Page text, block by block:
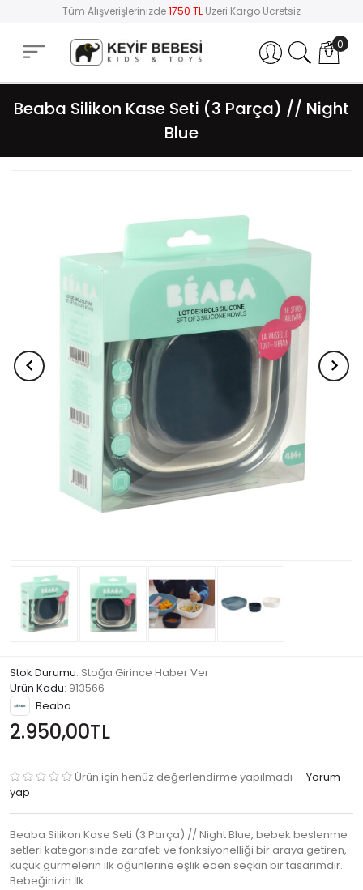
Tüm Alışverişlerinizde1750 TL Üzeri Kargo Ücretsiz
Hesabım 0
Beaba Silikon Kase Seti (3 Parça) // Night
Blue
Stok Durumu: Stoğa Girince Haber Ver
Ürün Kodu: 913566
Beaba
2.950,00TL
Ürün için henüz değerlendirme yapılmadı
Yorum
yap
Beaba Silikon Kase Seti (3 Parça) // Night Blue, bebek beslenme
setleri kategorisinde zarafeti ve fonksiyonelliği bir araya getiren,
küçük gurmelerin ilk öğünlerine eşlik eden seçkin bir tasarımdır.
Bebeğinizin İlk…